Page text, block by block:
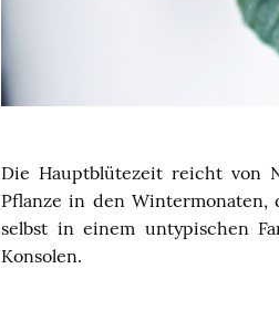
Die Hauptblütezeit reicht von
Pflanze in den Wintermonaten,
selbst in einem untypischen
Konsolen.